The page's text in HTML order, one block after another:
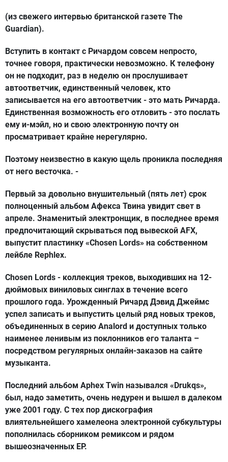
(из свежего интервью британской газете The
Guardian).
Вступить в контакт с Ричардом совсем непросто,
точнее говоря, практически невозможно. К телефону
он не подходит, раз в неделю он прослушивает
автоответчик, единственный человек, кто
записывается на его автоответчик - это мать Ричарда.
Единственная возможность его отловить - это послать
ему и-мэйл, но и свою электронную почту он
просматривает крайне нерегулярно.
Поэтому неизвестно в какую щель проникла последняя
от него весточка. -
Первый за довольно внушительный (пять лет) срок
полноценный альбом Афекса Твина увидит свет в
апреле. Знаменитый электронщик, в последнее время
предпочитающий скрываться под вывеской AFX,
выпустит пластинку «Chosen Lords» на собственном
лейбле Rephlex.
Chosen Lords - коллекция треков, выходивших на 12-
дюймовых виниловых синглах в течение всего
прошлого года. Урожденный Ричард Дэвид Джеймс
успел записать и выпустить целый ряд новых треков,
объединенных в серию Analord и доступных только
наименее ленивым из поклонников его таланта –
посредством регулярных онлайн-заказов на сайте
музыканта.
Последний альбом Aphex Twin назывался «Drukqs»,
был, надо заметить, очень недурен и вышел в далеком
уже 2001 году. С тех пор дискография
влиятельнейшего хамелеона электронной субкультуры
пополнилась сборником ремиксом и рядом
вышеозначенных EP.